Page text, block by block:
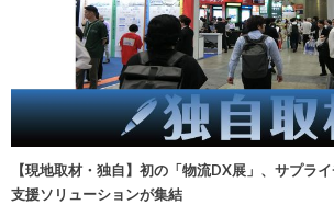
【現地取材・独自】初の「物流DX展」、サプラ
支援ソリューションが集結